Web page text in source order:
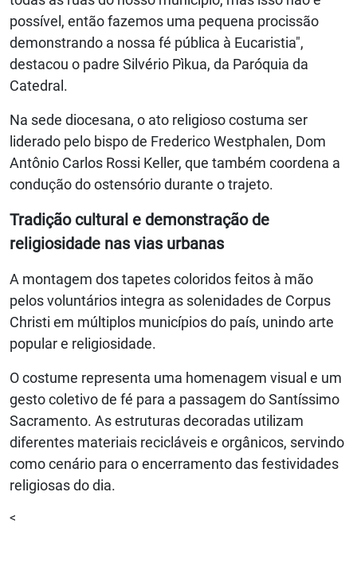
possível, então fazemos uma pequena procissão
demonstrando a nossa fé pública à Eucaristia",
destacou o padre Silvério Pìkua, da Paróquia da
Catedral.
Na sede diocesana, o ato religioso costuma ser
liderado pelo bispo de Frederico Westphalen, Dom
Antônio Carlos Rossi Keller, que também coordena a
condução do ostensório durante o trajeto.
Tradição cultural e demonstração de
religiosidade nas vias urbanas
A montagem dos tapetes coloridos feitos à mão
pelos voluntários integra as solenidades de Corpus
Christi em múltiplos municípios do país, unindo arte
popular e religiosidade.
O costume representa uma homenagem visual e um
gesto coletivo de fé para a passagem do Santíssimo
Sacramento. As estruturas decoradas utilizam
diferentes materiais recicláveis e orgânicos, servindo
como cenário para o encerramento das festividades
religiosas do dia.
<